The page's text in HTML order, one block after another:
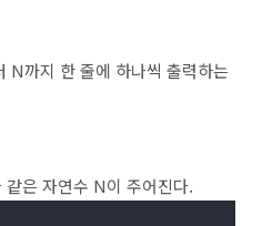
N까지 한 줄에 하나씩 출력하는
은 자연수 N이 주어진다.